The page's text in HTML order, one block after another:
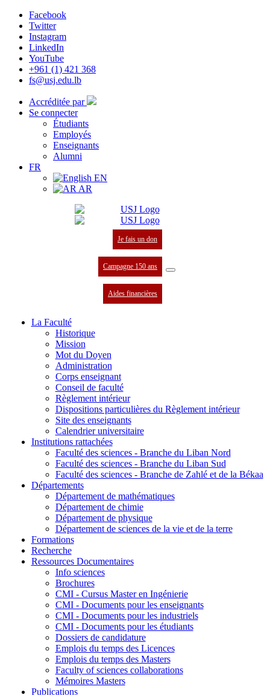
Facebook
Twitter
Instagram
LinkedIn
YouTube
+961 (1) 421 368
fs@usj.edu.lb
Accréditée par
Se connecter
Étudiants
Employés
Enseignants
Alumni
FR
EN
AR
Je fais un don
Campagne 150 ans
Aides financières
La Faculté
Historique
Mission
Mot du Doyen
Administration
Corps enseignant
Conseil de faculté
Règlement intérieur
Dispositions particulières du Règlement intérieur
Site des enseignants
Calendrier universitaire
Institutions rattachées
Faculté des sciences - Branche du Liban Nord
Faculté des sciences - Branche du Liban Sud
Faculté des sciences - Branche de Zahlé et de la Békaa
Départements
Département de mathématiques
Département de chimie
Département de physique
Département de sciences de la vie et de la terre
Formations
Recherche
Ressources Documentaires
Info sciences
Brochures
CMI - Cursus Master en Ingénierie
CMI - Documents pour les enseignants
CMI - Documents pour les industriels
CMI - Documents pour les étudiants
Dossiers de candidature
Emplois du temps des Licences
Emplois du temps des Masters
Faculty of sciences collaborations
Mémoires Masters
Publications